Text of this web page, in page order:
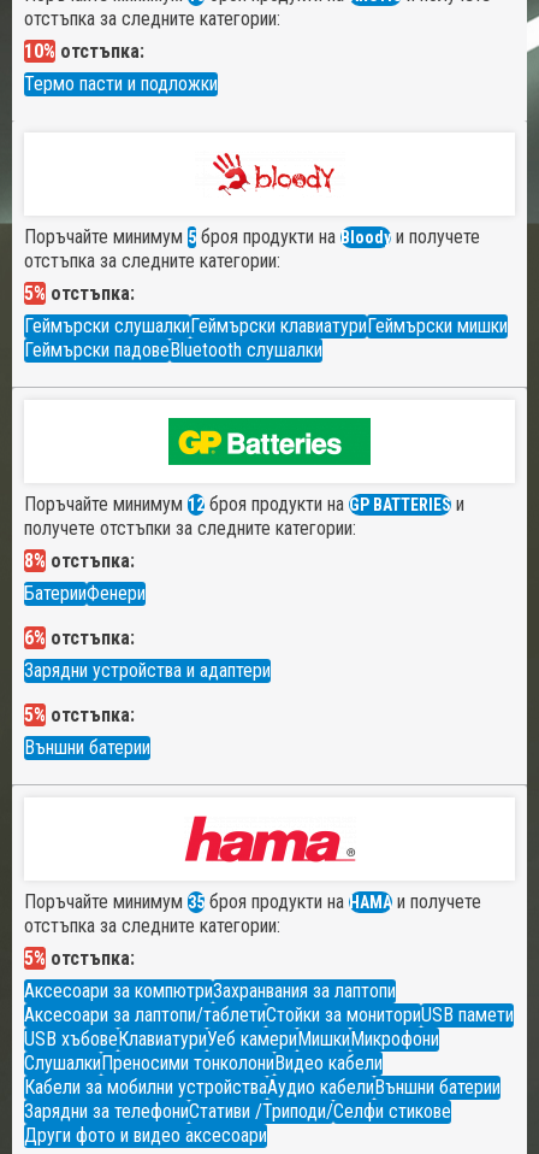
отстъпка за следните категории:
10% отстъпка:
Термо пасти и подложки
Поръчайте минимум 5 броя продукти на Bloody и получете
отстъпка за следните категории:
5% отстъпка:
Геймърски слушалкиГеймърски клавиатуриГеймърски мишки
Геймърски падовеBluetooth слушалки
Поръчайте минимум 12 броя продукти на GP BATTERIES и
получете отстъпки за следните категории:
8% отстъпка:
БатерииФенери
6% отстъпка:
Зарядни устройства и адаптери
5% отстъпка:
Външни батерии
Поръчайте минимум 35 броя продукти на HAMA и получете
отстъпка за следните категории:
5% отстъпка:
Аксесоари за компютриЗахранвания за лаптопи
Аксесоари за лаптопи/таблетиСтойки за мониториUSB памети
USB хъбовеКлавиатуриУеб камериМишкиМикрофони
СлушалкиПреносими тонколониВидео кабели
Кабели за мобилни устройстваАудио кабелиВъншни батерии
Зарядни за телефониСтативи /Триподи/Селфи стикове
Други фото и видео аксесоари